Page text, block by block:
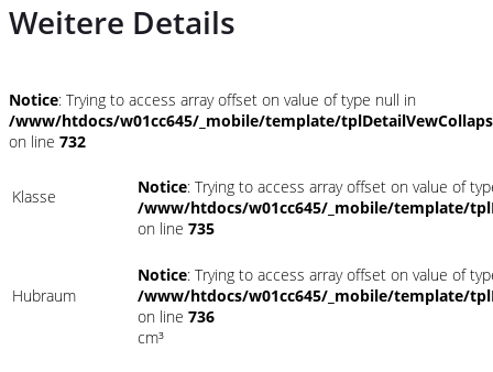
Weitere Details
Notice: Trying to access array offset on value of type null in
/www/htdocs/w01cc645/_mobile/template/
on line 732
Klasse Notice: Trying to access array offset on value of
/www/htdocs/w01cc645/_mobile/template/
on line 735
Hubraum
Notice: Trying to access array offset on value of
/www/htdocs/w01cc645/_mobile/template/
on line 736
cm³